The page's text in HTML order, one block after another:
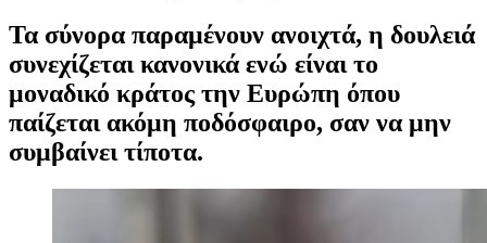
Τα σύνορα παραμένουν ανοιχτά, η δουλειά
συνεχίζεται κανονικά ενώ είναι το
μοναδικό κράτος την Ευρώπη όπου
παίζεται ακόμη ποδόσφαιρο, σαν να μην
συμβαίνει τίποτα.